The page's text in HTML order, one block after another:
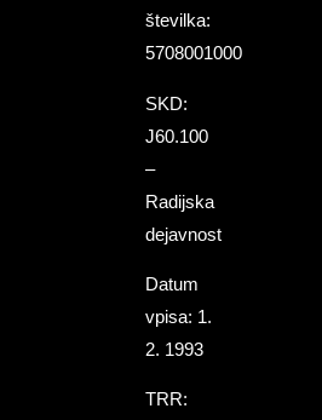
številka:
5708001000
SKD:
J60.100
–
Radijska
dejavnost
Datum
vpisa: 1.
2. 1993
TRR: